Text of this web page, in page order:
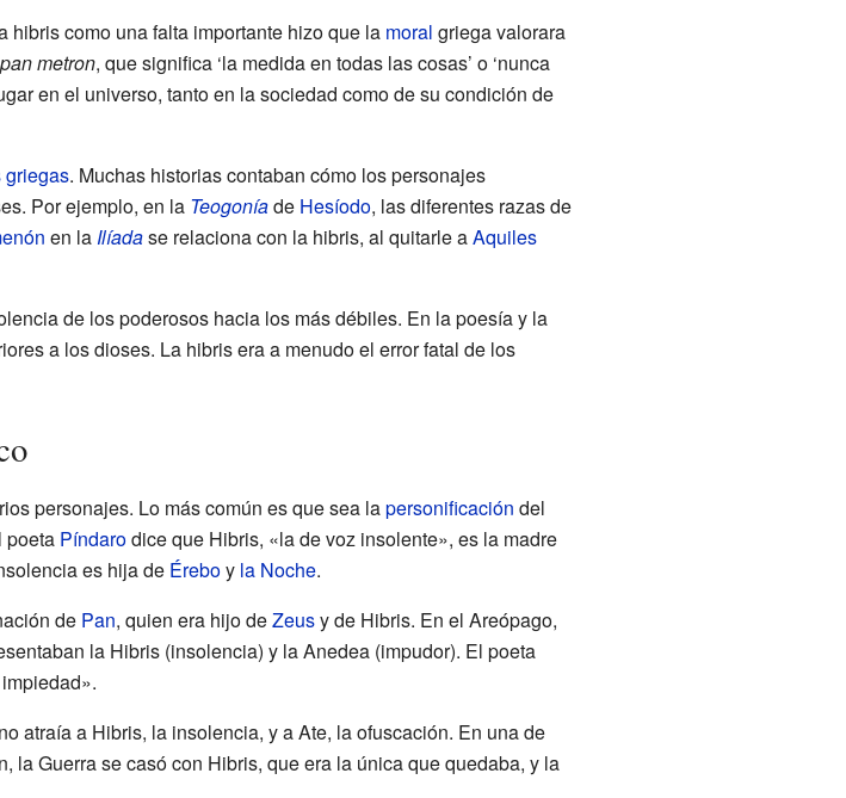
hibris como una falta importante hizo que la moral griega valorara
pan metron, que significa ‘la medida en todas las cosas’ o ‘nunca
en el universo, tanto en la sociedad como de su condición de
griegas. Muchas historias contaban cómo los personajes
Por ejemplo, en la Teogoníade Hesíodo, las diferentes razas de
en laIlíadase relaciona con la hibris, al quitarle aAquiles
de los poderosos hacia los más débiles. En la poesía y la
a los dioses. La hibris era a menudo el error fatal de los
personajes. Lo más común es que sea lapersonificación del
poeta Píndarodice que Hibris, «la de voz insolente», es la madre
es hija de Éreboy la Noche.
de Pan, quien era hijo deZeusy de Hibris. En el Areópago,
la Hibris (insolencia) y la Anedea (impudor). El poeta
atraía a Hibris, la insolencia, y a Ate, la ofuscación. En una de
la Guerra se casó con Hibris, que era la única que quedaba, y la